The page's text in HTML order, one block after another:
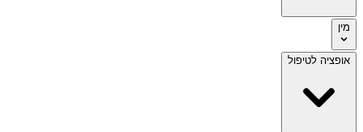
מין
אופציה לטיפול